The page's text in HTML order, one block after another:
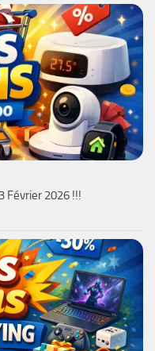
Février 2026 !!!